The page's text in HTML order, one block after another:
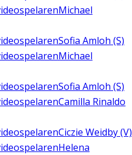
Michael
Sofia Amloh (S)
Michael
Sofia Amloh (S)
Camilla Rinaldo
Ciczie Weidby (V)
Helena